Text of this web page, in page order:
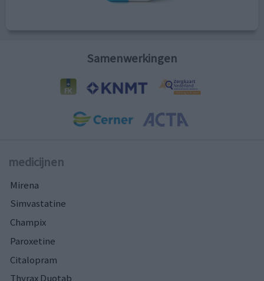
Samenwerkingen
medicijnen
Mirena
Simvastatine
Champix
Paroxetine
Citalopram
Thyrax Duotab